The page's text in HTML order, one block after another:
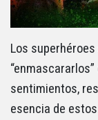
Los
sentimientos,
esencia de